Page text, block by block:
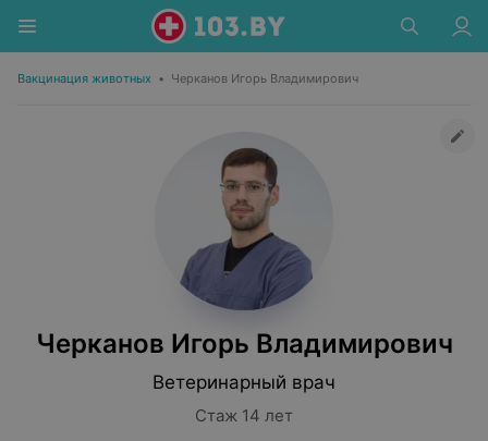
Вакцинация животных • Черканов Игорь Владимирович
Черканов Игорь Владимирович
Ветеринарный врач
Стаж 14 лет